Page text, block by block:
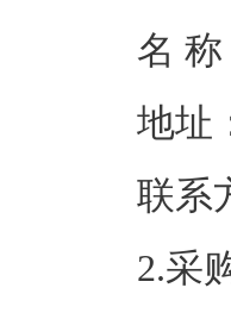
名
地
联
2.采